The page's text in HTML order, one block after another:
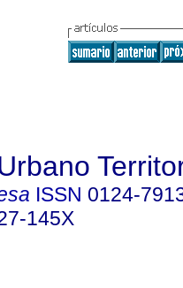
ISSN 0124-
145X